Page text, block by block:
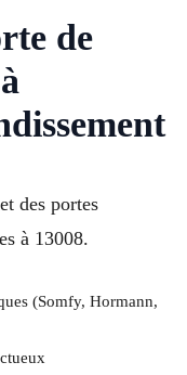
de
des portes
à 13008.
(Somfy, Hormann,